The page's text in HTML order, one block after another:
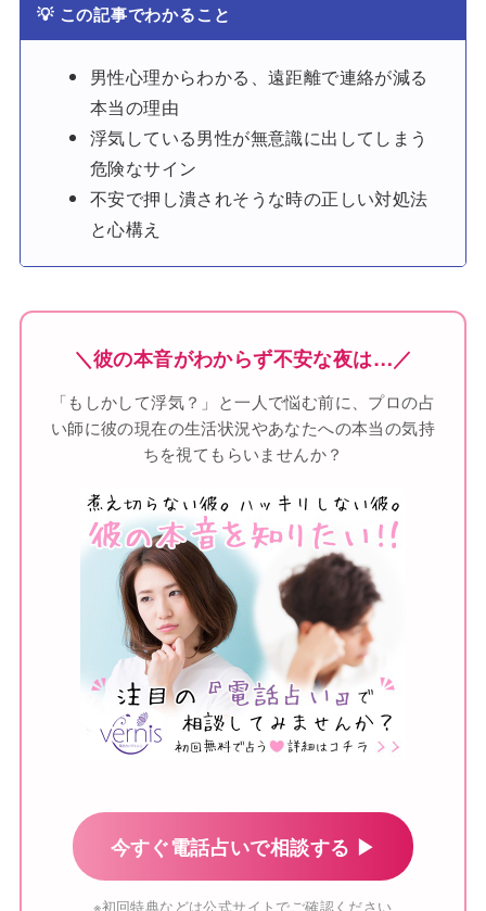
💡 この記事でわかること
男性心理からわかる、遠距離で連絡が減る
本当の理由
浮気している男性が無意識に出してしまう
危険なサイン
不安で押し潰されそうな時の正しい対処法
と心構え
＼彼の本音がわからず不安な夜は…／
「もしかして浮気？」と一人で悩む前に、プロの占
い師に彼の現在の生活状況やあなたへの本当の気持
ちを視てもらいませんか？
今すぐ電話占いで相談する ▶
※初回特典などは公式サイトでご確認ください